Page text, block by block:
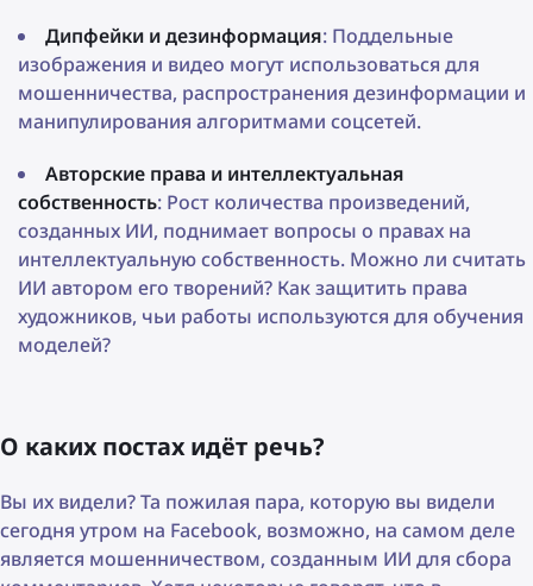
Дипфейки и дезинформация: Поддельные
изображения и видео могут использоваться для
мошенничества, распространения дезинформации и
манипулирования алгоритмами соцсетей.
Авторские права и интеллектуальная
собственность: Рост количества произведений,
созданных ИИ, поднимает вопросы о правах на
интеллектуальную собственность. Можно ли считать
ИИ автором его творений? Как защитить права
художников, чьи работы используются для обучения
моделей?
О каких постах идёт речь?
Вы их видели? Та пожилая пара, которую вы видели
сегодня утром на Facebook, возможно, на самом деле
является мошенничеством, созданным ИИ для сбора